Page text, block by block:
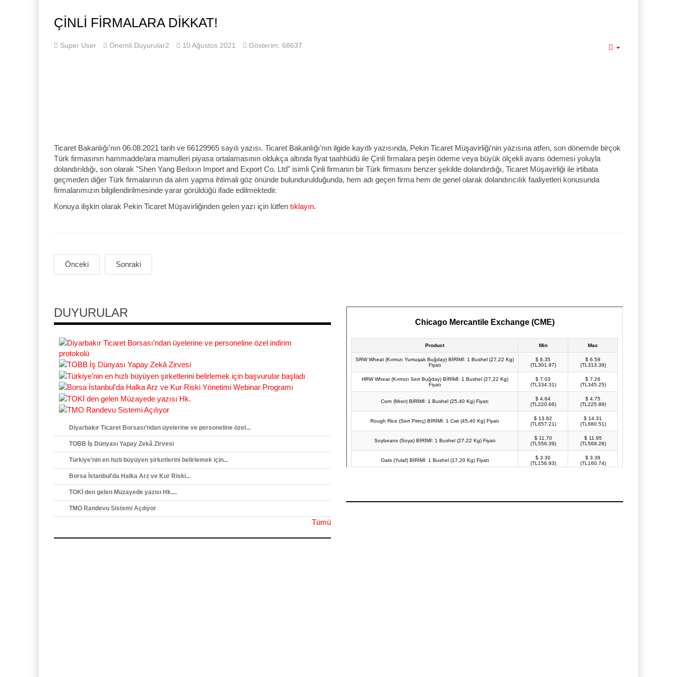
ÇINLI FIRMALARA DIKKAT!
Super User Önemli Duyurular2 10 Ağustos 2021 Gösterim: 68637
Ticaret Bakanlığı'nın 06.08.2021 tarih ve 66129965 sayılı yazısı. Ticaret Bakanlığı'nın ilgide kayıtlı yazısında, Pekin Ticaret Müşavirliği'nin yazısına atfen, son dönemde birçok
Türk firmasının hammadde/ara mamulleri piyasa ortalamasının oldukça altında fiyat taahhüdü ile Çinli firmalara peşin ödeme veya büyük ölçekli avans ödemesi yoluyla
dolandırıldığı, son olarak "Shen Yang Beılıxın Import and Export Co. Ltd" isimli Çinli firmanın bir Türk firmasını benzer şekilde dolandırdığı, Ticaret Müşavirliği ile irtibata
geçmeden diğer Türk firmalarının da alım yapma ihtimali göz önünde bulundurulduğunda, hem adı geçen firma hem de genel olarak dolandırıcılık faaliyetleri konusunda
firmalarımızın bilgilendirilmesinde yarar görüldüğü ifade edilmektedir.
Konuya ilişkin olarak Pekin Ticaret Müşavirliğinden gelen yazı için lütfen tıklayın.
Önceki Sonraki
DUYURULAR
Diyarbakır Ticaret Borsası’ndan üyelerine ve personeline özel...
TOBB İş Dünyası Yapay Zekâ Zirvesi
Türkiye’nin en hızlı büyüyen şirketlerini belirlemek için...
Borsa İstanbul'da Halka Arz ve Kur Riski...
TOKİ den gelen Müzayede yazısı Hk....
TMO Randevu Sistemi Açılıyor
Tümü